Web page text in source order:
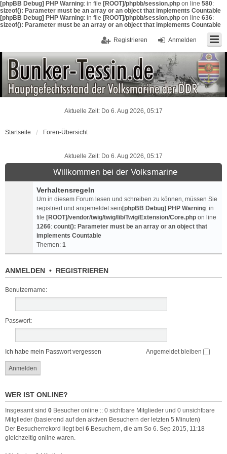
[phpBB Debug] PHP Warning: in file [ROOT]/phpbb/session.php on line 580:
sizeof(): Parameter must be an array or an object that implements Countable
[phpBB Debug] PHP Warning: in file [ROOT]/phpbb/session.php on line 636:
sizeof(): Parameter must be an array or an object that implements Countable
Anmelden
Registrieren
Aktuelle Zeit: Do 6. Aug 2026, 05:17
Startseite Foren-Übersicht
Aktuelle Zeit: Do 6. Aug 2026, 05:17
Willkommen bei der Volksmarine
Verhaltensregeln
Um in diesem Forum lesen und schreiben zu können, müssen Sie
registriert und angemeldet sein [phpBB Debug] PHP Warning: in
file [ROOT]/vendor/twig/twig/lib/Twig/Extension/Core.php on line
1266: count(): Parameter must be an array or an object that
implements Countable
Themen: 1
ANMELDEN • REGISTRIEREN
Benutzername:
Passwort:
Ich habe mein Passwort vergessen Angemeldet bleiben
WER IST ONLINE?
Insgesamt sind 0 Besucher online :: 0 sichtbare Mitglieder und 0 unsichtbare
Mitglieder (basierend auf den aktiven Besuchern der letzten 5 Minuten)
Der Besucherrekord liegt bei 6 Besuchern, die am So 6. Sep 2015, 11:18
gleichzeitig online waren.